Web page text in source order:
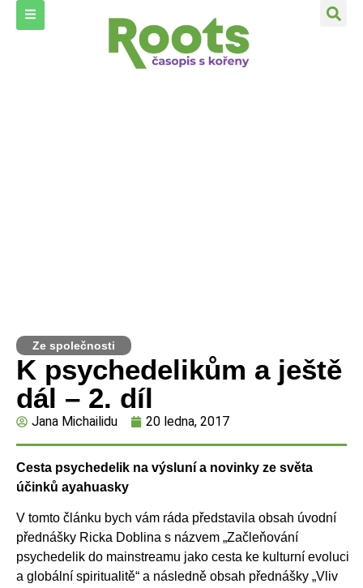
Ze společnosti
K psychedelikům a ještě
dál – 2. díl
Jana Michailidu 20 ledna, 2017
Cesta psychedelik na výsluní a novinky ze světa
účinků ayahuasky
V tomto článku bych vám ráda představila obsah úvodní
přednášky Ricka Doblina s názvem „Začleňování
psychedelik do mainstreamu jako cesta ke kulturní evoluci
a globální spiritualitě“ a následně obsah přednášky „Vliv